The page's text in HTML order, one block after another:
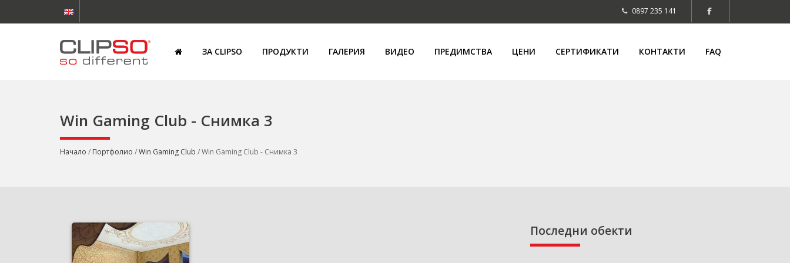
0897 235 141
ЗА CLIPSO ПРОДУКТИ ГАЛЕРИЯ ВИДЕО ПРЕДИМСТВА ЦЕНИ СЕРТИФИКАТИ КОНТАКТИ FAQ
Win Gaming Club - Снимка 3
Начало / Портфолио /Win Gaming Club / Win Gaming Club - Снимка 3
Последни обекти